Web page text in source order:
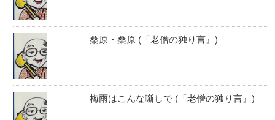
桑原・桑原 (「老僧の独り言』)
梅雨はこんな噺しで (「老僧の独り言』)